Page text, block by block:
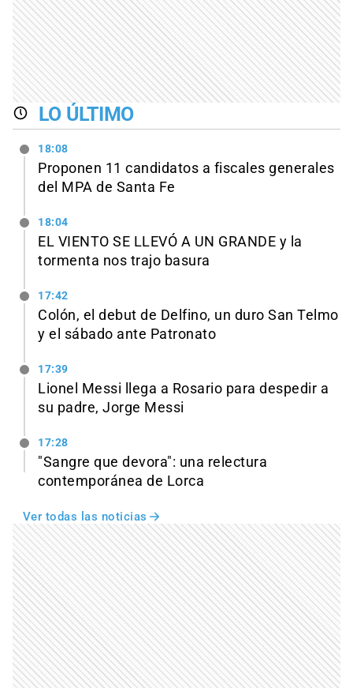
LO ÚLTIMO
18:08
Proponen 11 candidatos a fiscales generales
del MPA de Santa Fe
18:04
EL VIENTO SE LLEVÓ A UN GRANDE y la
tormenta nos trajo basura
17:42
Colón, el debut de Delfino, un duro San Telmo
y el sábado ante Patronato
17:39
Lionel Messi llega a Rosario para despedir a
su padre, Jorge Messi
17:28
"Sangre que devora": una relectura
contemporánea de Lorca
Ver todas las noticias